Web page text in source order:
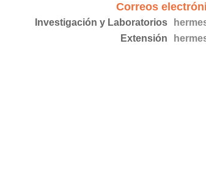
Correos
Investigación y Laboratorios
Extensión